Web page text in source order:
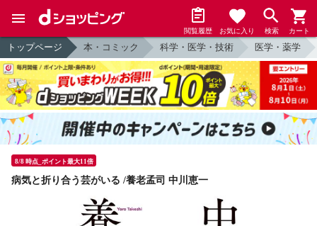
閲覧履歴 お気に入り 検索 カート
トップページ 本・コミック 科学・医学・技術 医学・薬学
8/8 時点_ポイント最大11倍
病気と折り合う芸がいる /養老孟司 中川恵一